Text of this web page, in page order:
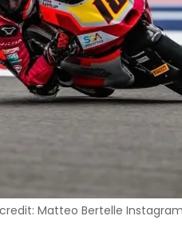
Matteo Bertelle Instagram